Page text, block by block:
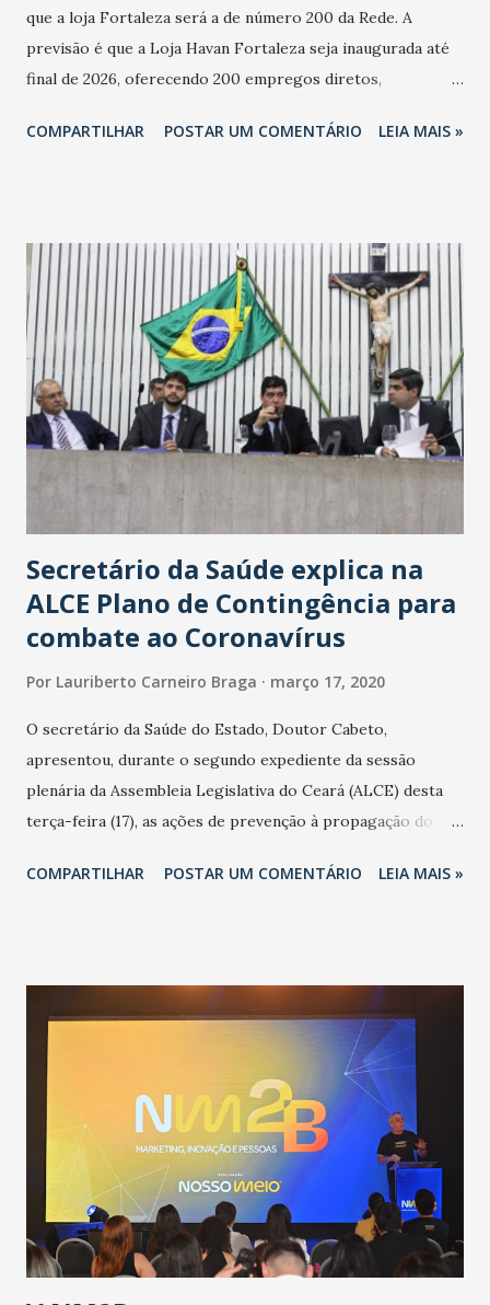
que a loja Fortaleza será a de número 200 da Rede. A
previsão é que a Loja Havan Fortaleza seja inaugurada até
final de 2026, oferecendo 200 empregos diretos,
Havan Fortaleza ainda não foi anunciada oficialmente, mas
COMPARTILHAR POSTAR UM COMENTÁRIO LEIA MAIS »
Secretário da Saúde explica na
ALCE Plano de Contingência para
combate ao Coronavírus
Por Lauriberto Carneiro Braga março 17, 2020
O secretário da Saúde do Estado, Doutor Cabeto,
apresentou, durante o segundo expediente da sessão
plenária da Assembleia Legislativa do Ceará (ALCE) desta
terça-feira (17), as ações de prevenção à propagação do
adotadas pelo Governo do Estado na contenção da
população suspeita e de cuidados com os ambientes
públicos e domiciliares. “Nós não estamos vivendo uma
epidemia comum, como temos em todos os anos, com
aumento de casos de dengue, influenza ou H1N1. Trata-se
de uma epidemia com um vírus diferente, com um poder de
contaminação maior que outros coronavírus”, apontou o
secretário. Segundo ele, é uma epidemia com chance de
contaminação alta, podendo gerar um grande risco à
população e ao sistema de saúde. “Precisamos saber fazer a
estratificação do risco da doença, para não so...
COMPARTILHAR POSTAR UM COMENTÁRIO LEIA MAIS »